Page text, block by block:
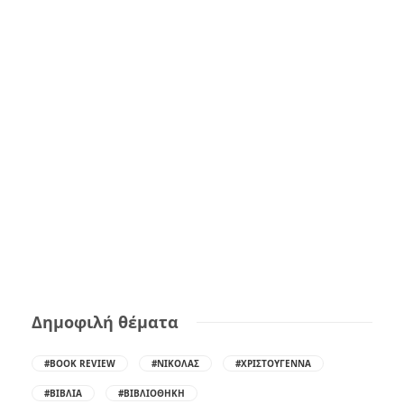
Δημοφιλή θέματα
#BOOK REVIEW #ΝΙΚΌΛΑΣ #ΧΡΙΣΤΟΎΓΕΝΝΑ
#ΒΙΒΛΊΑ #ΒΙΒΛΙΟΘΉΚΗ